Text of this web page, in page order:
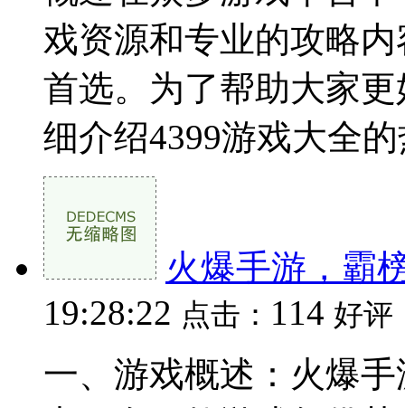
戏资源和专业的攻略
首选。为了帮助大家
细介绍4399游戏大全
火爆手游，霸
19:28:22 点击： 114 好评
一、游戏概述：火爆